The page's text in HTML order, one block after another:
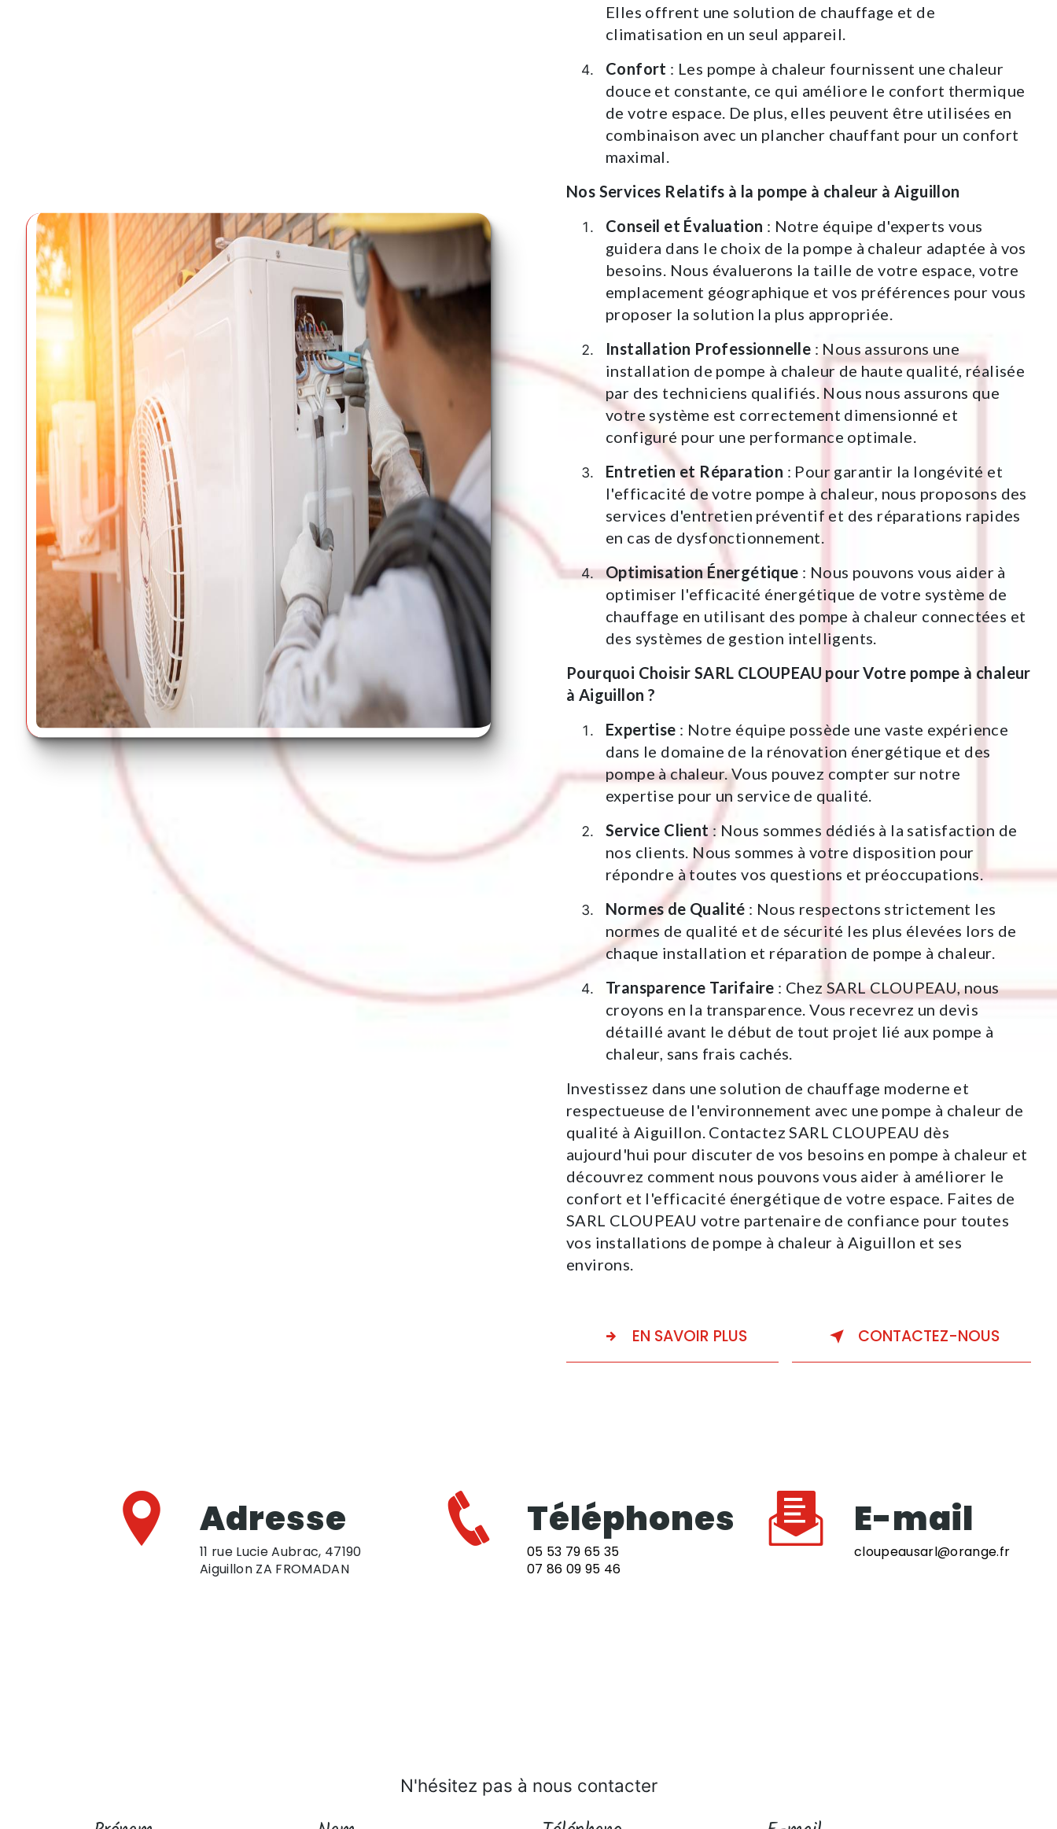
Elles offrent une solution de chauffage et de
climatisation en un seul appareil.
Confort : Les pompe à chaleur fournissent une chaleur
douce et constante, ce qui améliore le confort thermique
de votre espace. De plus, elles peuvent être utilisées en
combinaison avec un plancher chauffant pour un confort
maximal.
Nos Services Relatifs à la pompe à chaleur à Aiguillon
Conseil et Évaluation : Notre équipe d'experts vous
guidera dans le choix de la pompe à chaleur adaptée à vos
besoins. Nous évaluerons la taille de votre espace, votre
emplacement géographique et vos préférences pour vous
proposer la solution la plus appropriée.
Installation Professionnelle : Nous assurons une
installation de pompe à chaleur de haute qualité, réalisée
par des techniciens qualifiés. Nous nous assurons que
votre système est correctement dimensionné et
configuré pour une performance optimale.
Entretien et Réparation : Pour garantir la longévité et
l'efficacité de votre pompe à chaleur, nous proposons des
services d'entretien préventif et des réparations rapides
en cas de dysfonctionnement.
Optimisation Énergétique : Nous pouvons vous aider à
optimiser l'efficacité énergétique de votre système de
chauffage en utilisant des pompe à chaleur connectées et
des systèmes de gestion intelligents.
Pourquoi Choisir SARL CLOUPEAU pour Votre pompe à chaleur
à Aiguillon ?
Expertise : Notre équipe possède une vaste expérience
dans le domaine de la rénovation énergétique et des
pompe à chaleur. Vous pouvez compter sur notre
expertise pour un service de qualité.
Service Client: Nous sommes dédiés à la satisfaction de
nos clients. Nous sommes à votre disposition pour
répondre à toutes vos questions et préoccupations.
Normes de Qualité : Nous respectons strictement les
normes de qualité et de sécurité les plus élevées lors de
chaque installation et réparation de pompe à chaleur.
Transparence Tarifaire : Chez SARL CLOUPEAU, nous
croyons en la transparence. Vous recevrez un devis
détaillé avant le début de tout projet lié aux pompe à
chaleur, sans frais cachés.
Investissez dans une solution de chauffage moderne et
respectueuse de l'environnement avec une pompe à chaleur de
qualité à Aiguillon. Contactez SARL CLOUPEAU dès
aujourd'hui pour discuter de vos besoins en pompe à chaleur et
découvrez comment nous pouvons vous aider à améliorer le
confort et l'efficacité énergétique de votre espace. Faites de
SARL CLOUPEAU votre partenaire de confiance pour toutes
vos installations de pompe à chaleur à Aiguillon et ses
environs.
EN SAVOIR PLUS CONTACTEZ-NOUS
Adresse
11 rue Lucie Aubrac, 47190
Aiguillon ZA FROMADAN
Téléphones
05 53 79 65 35
07 86 09 95 46
E-mail
cloupeausarl@orange.fr
N'hésitez pas à nous contacter